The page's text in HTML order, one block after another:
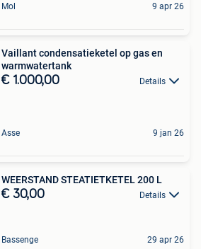
Mol 9 apr 26
Vaillant condensatieketel op gas en
warmwatertank
€ 1.000,00 Details
Asse 9 jan 26
WEERSTAND STEATIETKETEL 200 L
€ 30,00 Details
Bassenge 29 apr 26